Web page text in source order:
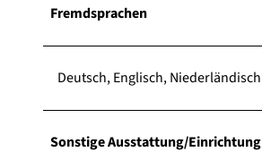
Fremdsprachen
Deutsch, Englisch, Niederländisch
Sonstige Ausstattung/Einrichtung